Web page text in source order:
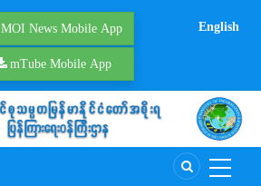
MOI News Mobile App
mTube Mobile App
English